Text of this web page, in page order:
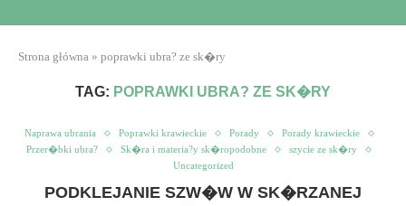
Strona główna » poprawki ubra? ze sk�ry
TAG: POPRAWKI UBRA? ZE SK�RY
Naprawa ubrania Poprawki krawieckie Porady
Porady krawieckie
Przer�bki ubra?
Sk�ra i materia?y sk�ropodobne
szycie ze sk�ry
Uncategorized
PODKLEJANIE SZW�W W SK�RZANEJ